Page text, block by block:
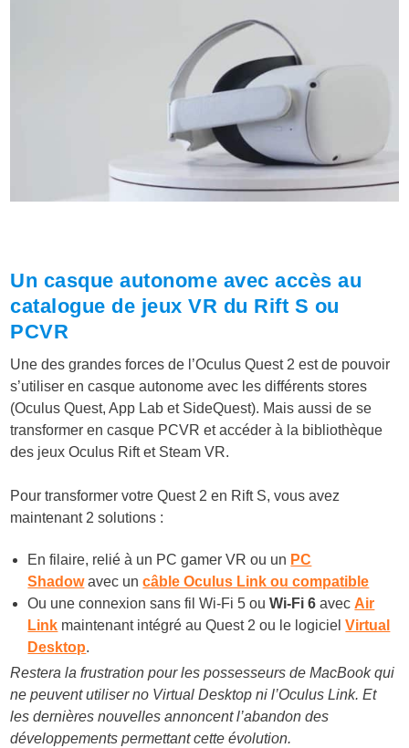
Un casque autonome avec accès au
catalogue de jeux VR du Rift S ou
PCVR
Une des grandes forces de l’Oculus Quest 2 est de pouvoir
s’utiliser en casque autonome avec les différents stores
(Oculus Quest, App Lab et SideQuest). Mais aussi de se
transformer en casque PCVR et accéder à la bibliothèque
des jeux Oculus Rift et Steam VR.
Pour transformer votre Quest 2 en Rift S, vous avez
maintenant 2 solutions :
En filaire, relié à un PC gamer VR ou un PC
Shadowavec uncâble Oculus Link ou compatible
Ou une connexion sans fil Wi-Fi 5 ouWi-Fi 6 avec Air
Link maintenant intégré au Quest 2 ou le logicielVirtual
Desktop.
Restera la frustration pour les possesseurs de MacBook qui
ne peuvent utiliser no Virtual Desktop ni l’Oculus Link. Et
les dernières nouvelles annoncent l’abandon des
développements permettant cette évolution.